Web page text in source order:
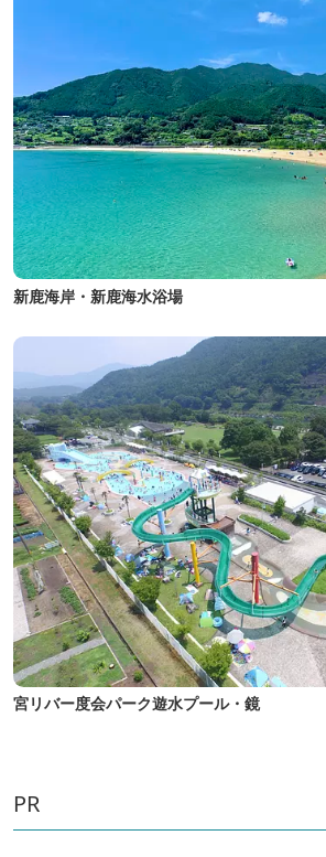
新鹿海岸・新鹿海水浴場
宮リバー度会パーク遊水プール・鏡
PR